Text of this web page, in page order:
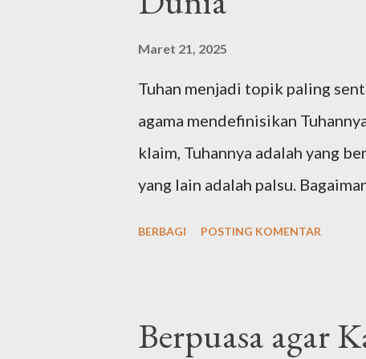
ajma’iin ammaba’adu . Artinya:
Semoga shalawat dan ...
Maret 21, 2025
Tuhan menjadi topik paling
agama mendefinisikan
klaim, Tuhannya adalah yang
yang lain adalah palsu.
1407 SM. Maka, dari agama-
BERBAGI POSTING KOMENTAR
Berpuasa agar